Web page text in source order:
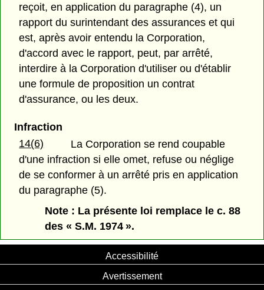
reçoit, en application du paragraphe (4), un
rapport du surintendant des assurances et qui
est, après avoir entendu la Corporation,
d'accord avec le rapport, peut, par arrêté,
interdire à la Corporation d'utiliser ou d'établir
une formule de proposition un contrat
d'assurance, ou les deux.
Infraction
14(6)
La Corporation se rend coupable
d'une infraction si elle omet, refuse ou néglige
de se conformer à un arrêté pris en application
du paragraphe (5).
Note : La présente loi remplace le c. 88
des « S.M. 1974 ».
Accessibilité
Avertissement